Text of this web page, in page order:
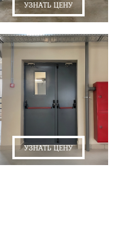
УЗНАТЬ ЦЕНУ
УЗНАТЬ ЦЕНУ